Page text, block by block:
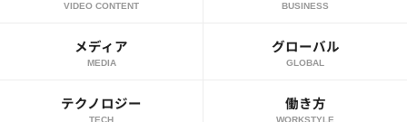
VIDEO CONTENT BUSINESS
メディア
MEDIA
グローバル
GLOBAL
テクノロジー
TECH
働き方
WORKSTYLE